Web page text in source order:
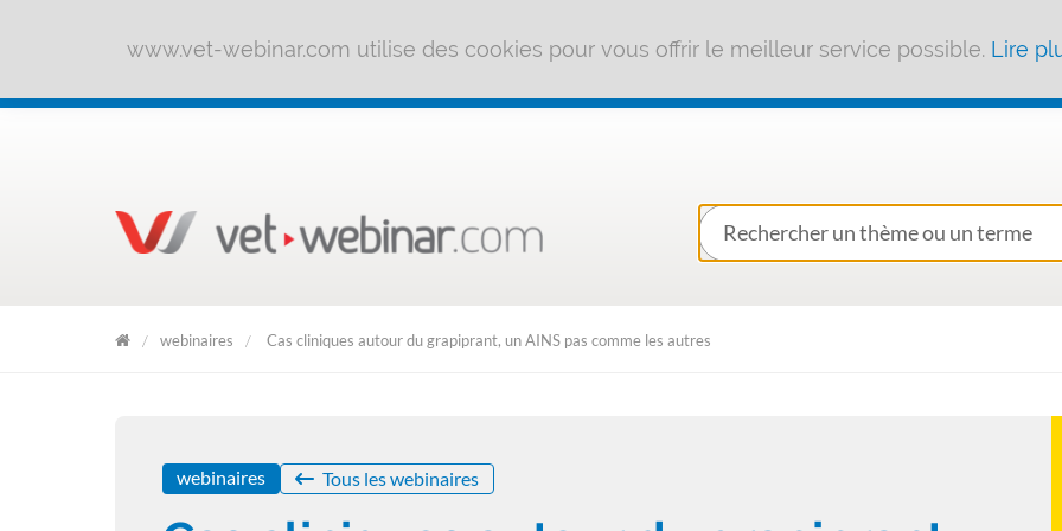
www.vet-webinar.com utilise des cookies pour vous offrir le meilleur service possible. Lire
webinaires Cas cliniques autour du grapiprant, un AINS pas comme les autres
webinaires Tous les webinaires